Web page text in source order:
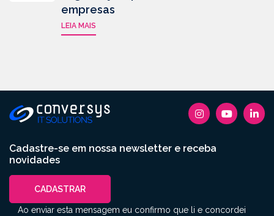
empresas
LEIA MAIS
Cadastre-se em nossa newsletter e receba
novidades
CADASTRAR
Ao enviar esta mensagem eu confirmo que li e concordei